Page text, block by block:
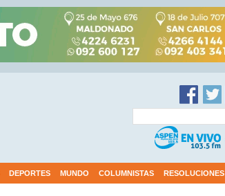
DEPORTES MUNDO COLUMNISTAS RESOLUCIONES